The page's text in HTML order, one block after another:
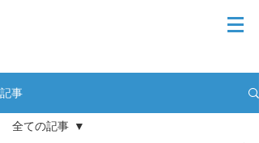
記事
全ての記事